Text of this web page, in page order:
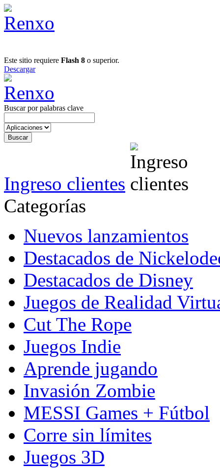
Este sitio requiere Flash 8 o superior.
Descargar
Buscar por palabras clave
Ingreso clientes
Categorías
Nuevos lanzamientos
Destacados de
Destacados de Disney
Juegos de Realidad
Cut The Rope
Juegos Indie
Aprende jugando
Invasión Zombie
MESSI Games + Fútbol
Corre sin límites
Juegos 3D